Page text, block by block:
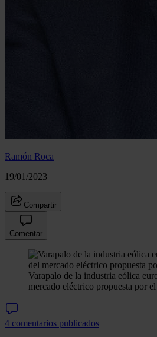
Ramón Roca
19/01/2023
Compartir
Comentar
Varapalo de la industria eólica
mercado eléctrico propuesta por
4 comentarios publicados